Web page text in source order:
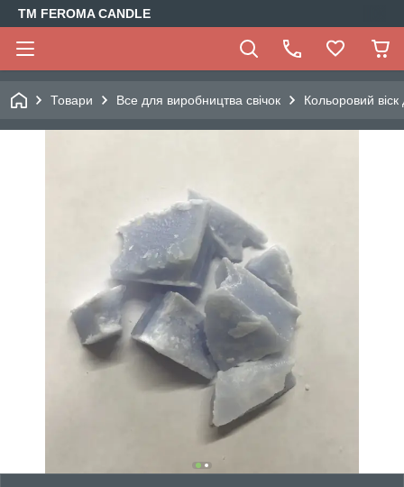
TM FEROMA CANDLE
Товари Все для виробництва свічок Кольоровий віск